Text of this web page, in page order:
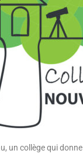
un collège qui